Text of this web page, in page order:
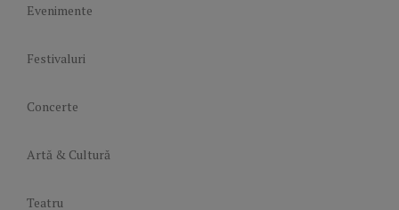
Evenimente
Festivaluri
Concerte
Artă & Cultură
Teatru